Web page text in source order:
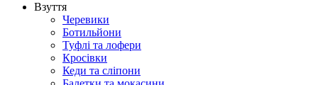
Взуття
Черевики
Ботильйони
Туфлі та лофери
Кросівки
Кеди та сліпони